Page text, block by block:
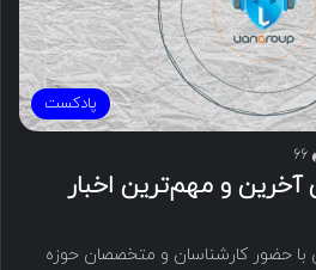
پادکست
66
آخرین و مهم‌ترین اخبار
با حضور کارشناسان و متخصصان حوزه